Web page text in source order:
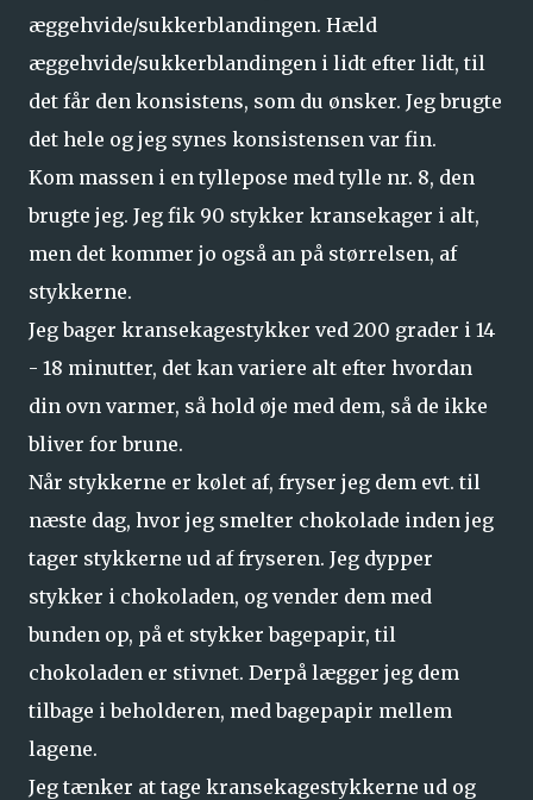
æggehvide/sukkerblandingen. Hæld
æggehvide/sukkerblandingen i lidt efter lidt, til
det får den konsistens, som du ønsker. Jeg brugte
det hele og jeg synes konsistensen var fin.
Kom massen i en tyllepose med tylle nr. 8, den
brugte jeg. Jeg fik 90 stykker kransekager i alt,
men det kommer jo også an på størrelsen, af
stykkerne.
Jeg bager kransekagestykker ved 200 grader i 14
- 18 minutter, det kan variere alt efter hvordan
din ovn varmer, så hold øje med dem, så de ikke
bliver for brune.
Når stykkerne er kølet af, fryser jeg dem evt. til
næste dag, hvor jeg smelter chokolade inden jeg
tager stykkerne ud af fryseren. Jeg dypper
stykker i chokoladen, og vender dem med
bunden op, på et stykker bagepapir, til
chokoladen er stivnet. Derpå lægger jeg dem
tilbage i beholderen, med bagepapir mellem
lagene.
Jeg tænker at tage kransekagestykkerne ud og